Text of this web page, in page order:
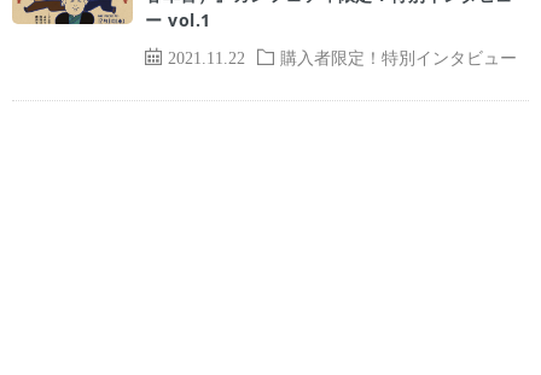
2021.11.22 購入者限定！特別インタビュー
ー vol.1